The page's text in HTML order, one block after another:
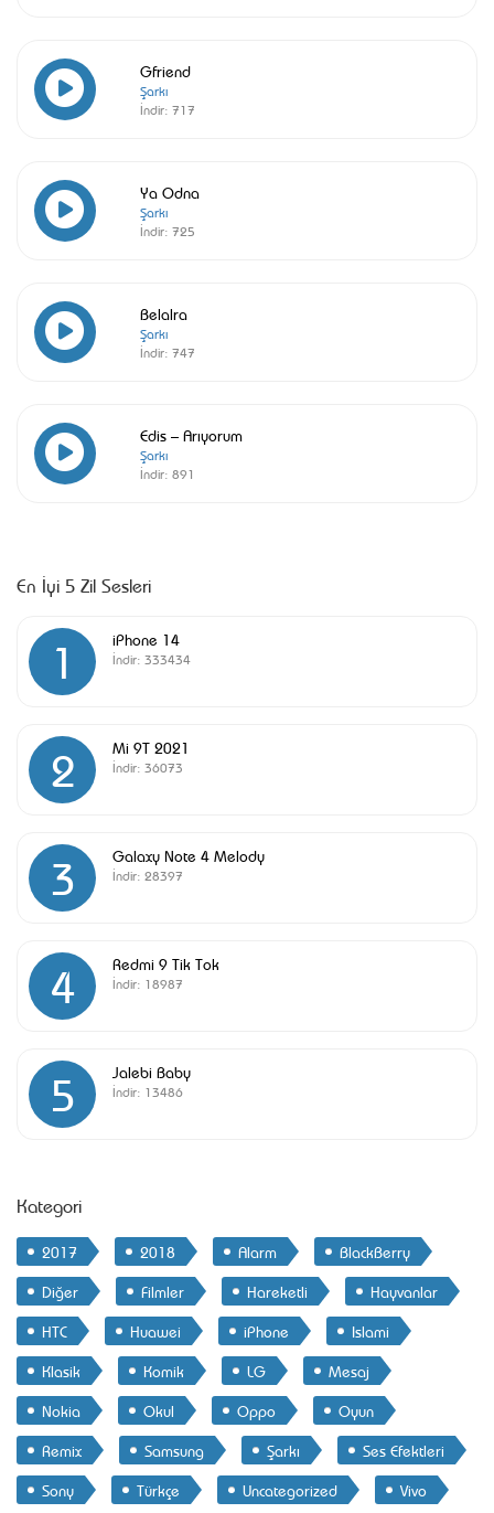
Gfriend
Şarkı
İndir: 717
Ya Odna
Şarkı
İndir: 725
Belalra
Şarkı
İndir: 747
Edis – Arıyorum
Şarkı
İndir: 891
En İyi 5 Zil Sesleri
1 iPhone 14
İndir: 333434
2 Mi 9T 2021
İndir: 36073
3 Galaxy Note 4 Melody
İndir: 28397
4 Redmi 9 Tik Tok
İndir: 18987
5 Jalebi Baby
İndir: 13486
Kategori
2017 2018 Alarm
BlackBerry
Diğer
Filmler Hareketli
Hayvanlar
HTC
Huawei iPhone
Islami
Klasik
Komik LG
Mesaj
Nokia
Okul Oppo
Oyun
Remix
Samsung Şarkı
Ses Efektleri
Sony
Türkçe Uncategorized Vivo